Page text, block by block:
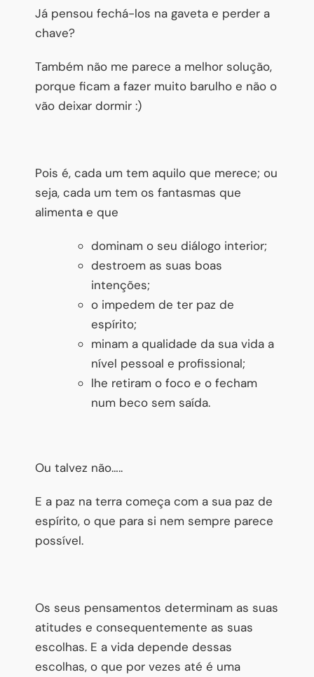
Já pensou fechá-los na gaveta e perder a
chave?
Também não me parece a melhor solução,
porque ficam a fazer muito barulho e não o
vão deixar dormir :)
Pois é, cada um tem aquilo que merece; ou
seja, cada um tem os fantasmas que
alimenta e que
dominam o seu diálogo interior;
destroem as suas boas
intenções;
o impedem de ter paz de
espírito;
minam a qualidade da sua vida a
nível pessoal e profissional;
lhe retiram o foco e o fecham
num beco sem saída.
Ou talvez não…..
E a paz na terra começa com a sua paz de
espírito, o que para si nem sempre parece
possível.
Os seus pensamentos determinam as suas
atitudes e consequentemente as suas
escolhas. E a vida depende dessas
escolhas, o que por vezes até é uma